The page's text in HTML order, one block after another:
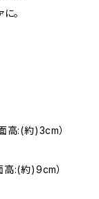
。
高:(約)3cm）
:(約)9cm）